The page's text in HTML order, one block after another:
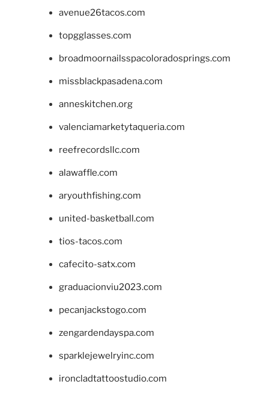
avenue26tacos.com
topgglasses.com
broadmoornailsspacoloradosprings.com
missblackpasadena.com
anneskitchen.org
valenciamarketytaqueria.com
reefrecordsllc.com
alawaffle.com
aryouthfishing.com
united-basketball.com
tios-tacos.com
cafecito-satx.com
graduacionviu2023.com
pecanjackstogo.com
zengardendayspa.com
sparklejewelryinc.com
ironcladtattoostudio.com